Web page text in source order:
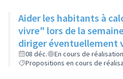
Aider les habitants à
vivre" lors de la
diriger éventuellement
besoin
08 déc.
En cours de réalisation
Propositions en cours de